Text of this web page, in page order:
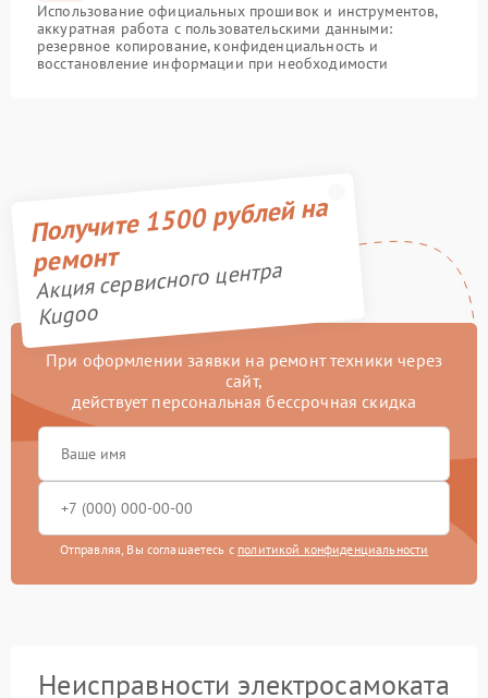
Использование официальных прошивок и инструментов,
аккуратная работа с пользовательскими данными:
резервное копирование, конфиденциальность и
восстановление информации при необходимости
Получите 1500 рублей на
ремонт
Акция сервисного центра
Kugoo
При оформлении заявки на ремонт техники через
сайт,
действует персональная бессрочная скидка
Отправляя, Вы соглашаетесь с политикой конфиденциальности
Неисправности электросамоката